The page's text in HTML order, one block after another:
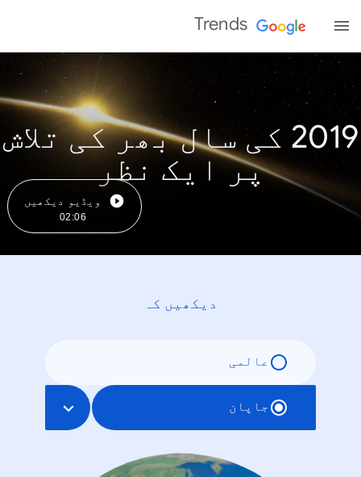
Trends
2019 کی سال بھر کی تلاش
پر ایک نظر
ویڈیو دیکھیں
02:06
دیکھیں کہ
عالمی
جاپان